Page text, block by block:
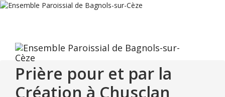
Aller
Prière pour et par la
Création à Chusclan